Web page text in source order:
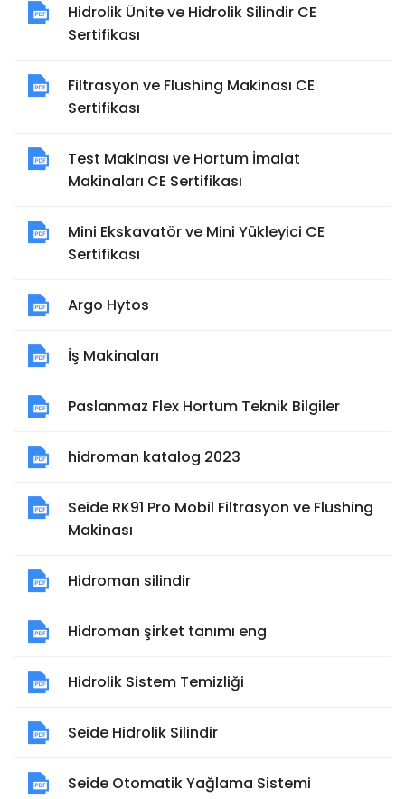
Hidrolik Ünite ve Hidrolik Silindir CE
Sertifikası
Filtrasyon ve Flushing Makinası CE
Sertifikası
Test Makinası ve Hortum İmalat
Makinaları CE Sertifikası
Mini Ekskavatör ve Mini Yükleyici CE
Sertifikası
Argo Hytos
İş Makinaları
Paslanmaz Flex Hortum Teknik Bilgiler
hidroman katalog 2023
Seide RK91 Pro Mobil Filtrasyon ve Flushing
Makinası
Hidroman silindir
Hidroman şirket tanımı eng
Hidrolik Sistem Temizliği
Seide Hidrolik Silindir
Seide Otomatik Yağlama Sistemi